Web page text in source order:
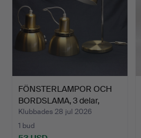
FÖNSTERLAMPOR OCH
BORDSLAMA, 3 delar,
mäss…
Klubbades 28 jul 2026
1 bud